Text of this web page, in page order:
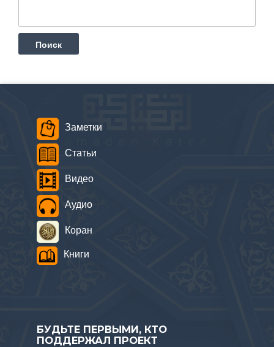
Заметки
Статьи
Видео
Аудио
Коран
Книги
БУДЬТЕ ПЕРВЫМИ, КТО
ПОДДЕРЖАЛ ПРОЕКТ